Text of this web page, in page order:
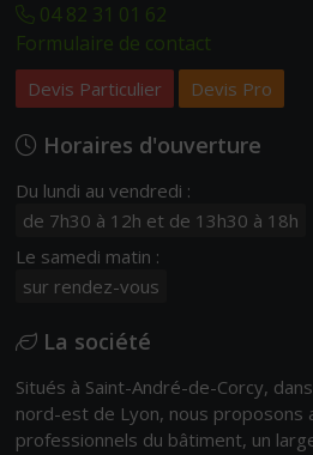
04 82 31 01 62
Formulaire de contact
Devis Particulier Devis Pro
Horaires d'ouverture
Du lundi au vendredi :
de 7h30 à 12h et de 13h30 à 18h
Le samedi matin :
sur rendez-vous
La société
Situés à Saint-André-de-Corcy,
nord-est de Lyon, nous proposons
professionnels du bâtiment, un